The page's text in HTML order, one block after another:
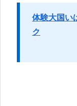
体験大国い
ク